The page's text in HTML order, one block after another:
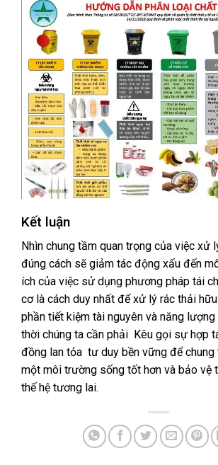
Kết luận
Nhìn chung tầm quan trọng của việc xử
đúng cách sẽ giảm tác động xấu đến
ích của việc sử dụng phương pháp tái
cơ là cách duy nhất để xử lý rác thải
phần tiết kiệm tài nguyên và năng
thời chúng ta cần phải Kêu gọi sự hợp
đồng lan tỏa tư duy bền vững để chung
một môi trường sống tốt hơn và bảo vệ
thế hệ tương lai.